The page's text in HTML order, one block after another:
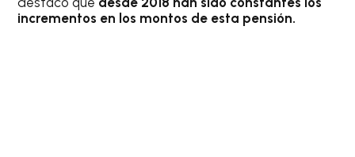
incrementos en los montos de esta pensión.